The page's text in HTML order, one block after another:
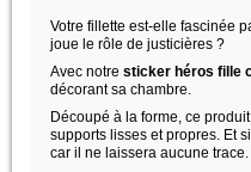
Votre fillette est-elle fascinée
joue le rôle de justicières ?
Avec notre sticker héros fille
décorant sa chambre.
Découpé à la forme, ce
supports lisses et propres. Et
car il ne laissera aucune trace.